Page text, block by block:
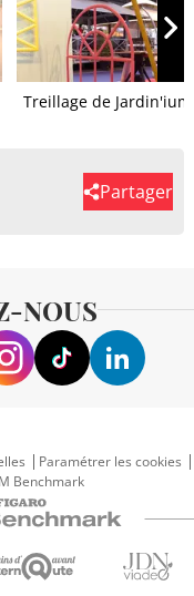
Treillage de Jardin'ium
Partager
NOUS
Paramétrer les cookies
Benchmark